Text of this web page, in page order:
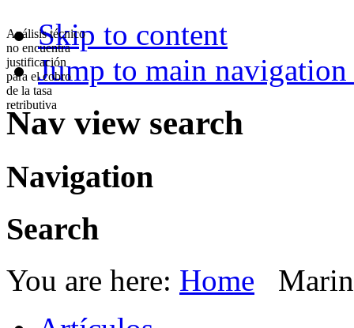
Skip to content
Jump to main
Nav view search
Navigation
Search
You are here: Home
Análisis técnico
no encuentra
justificación
para el cobro
de la tasa
retributiva